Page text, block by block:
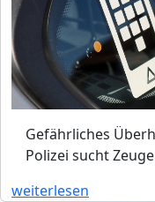
Gefährliches
Polizei sucht
weiterlesen